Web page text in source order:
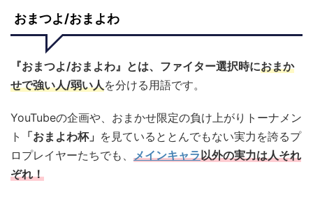
おまつよ/おまよわ
『おまつよ/おまよわ』とは、ファイター選択時におまか
せで強い人/弱い人を分ける用語です。
YouTubeの企画や、おまかせ限定の負け上がりトーナメン
ト
「おまよわ杯」 を見ているととんでもない実力を誇るプ
ロプレイヤーたちでも、 メインキャラ以外の実力は人それ
ぞれ！